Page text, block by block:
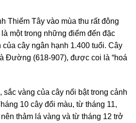
Thiểm Tây vào mùa thu rất đông
một trong những điểm đến đặc
cây ngân hạnh 1.400 tuổi. Cây
Đường (618-907), được coi là “hoá
sắc vàng của cây nổi bật trong cảnh
10 cây đổi màu, từ tháng 11,
thảm lá vàng và từ tháng 12 trở